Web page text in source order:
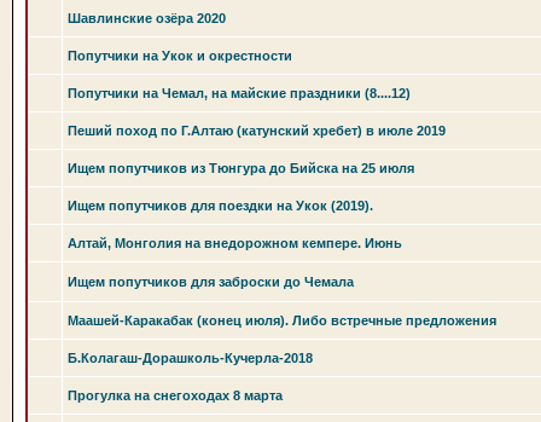
Шавлинские озёра 2020
Попутчики на Укок и окрестности
Попутчики на Чемал, на майские праздники (8....12)
Пеший поход по Г.Алтаю (катунский хребет) в июле 2019
Ищем попутчиков из Тюнгура до Бийска на 25 июля
Ищем попутчиков для поездки на Укок (2019).
Алтай, Монголия на внедорожном кемпере. Июнь
Ищем попутчиков для заброски до Чемала
Маашей-Каракабак (конец июля). Либо встречные предложения
Б.Колагаш-Дорашколь-Кучерла-2018
Прогулка на снегоходах 8 марта